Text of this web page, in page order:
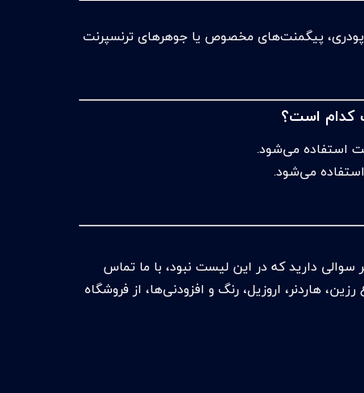
پودری، پیگمنت‌های مخصوص یا جوهرهای ترنسپرنت
کدام است؟
استفاده می‌شود.
می‌شود.
سوالی دارید که در این لیست نبود، با ما تماس
هاردنر، اروزیل، رنگ و افزودنی‌ها، از فروشگاه